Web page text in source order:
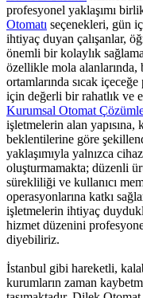
profesyonel yaklaşımı
Otomatı seçenekleri, gün
ihtiyaç duyan çalışanlar,
önemli bir kolaylık
özellikle mola alanlarında,
ortamlarında sıcak
için değerli bir rahatlık ve
Kurumsal Otomat
işletmelerin alan yapısına,
beklentilerine göre
yaklaşımıyla yalnızca
oluşturmamakta; düzenli
sürekliliği ve kullanıcı
operasyonlarına katkı
işletmelerin ihtiyaç
hizmet düzenini
diyebiliriz.
İstanbul gibi hareketli,
kurumların zaman